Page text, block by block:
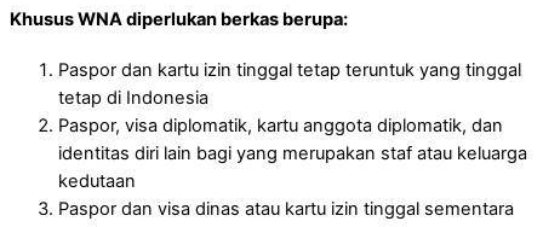
Khusus WNA diperlukan berkas berupa:
Paspor dan kartu izin tinggal tetap teruntuk yang tinggal
tetap di Indonesia
Paspor, visa diplomatik, kartu anggota diplomatik, dan
identitas diri lain bagi yang merupakan staf atau keluarga
kedutaan
Paspor dan visa dinas atau kartu izin tinggal sementara